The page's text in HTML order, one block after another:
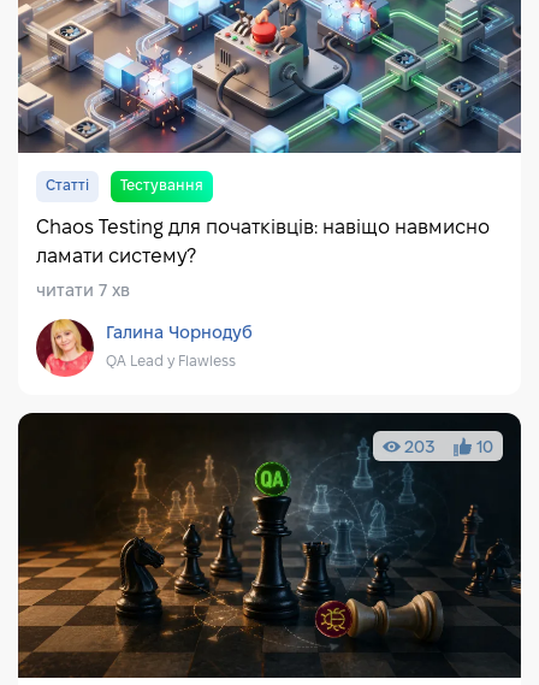
Статті Тестування
Chaos Testing для початківців: навіщо навмисно
ламати систему?
читати 7 хв
Галина Чорнодуб
QA Lead у Flawless
203 10